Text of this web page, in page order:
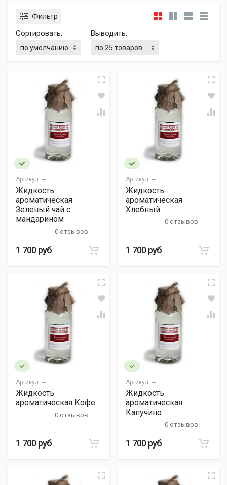
Фильтр
Сортировать:
Выводить:
Артикул: ---
Жидкость
ароматическая
Зеленый чай с
мандарином
0 отзывов
1 700 руб
Артикул: ---
Жидкость
ароматическая
Хлебный
0 отзывов
1 700 руб
Артикул: ---
Жидкость
ароматическая Кофе
0 отзывов
1 700 руб
Артикул: ---
Жидкость
ароматическая
Капучино
0 отзывов
1 700 руб